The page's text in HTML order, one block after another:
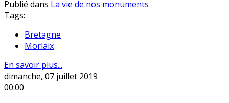
Publié dans La vie de nos monuments
Tags:
Bretagne
Morlaix
En savoir plus...
dimanche, 07 juillet 2019
00:00